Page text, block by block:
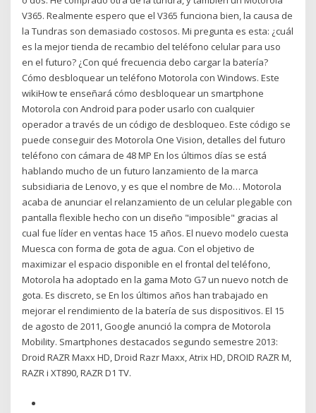
V365. Realmente espero que el V365 funciona bien, la causa de
la Tundras son demasiado costosos. Mi pregunta es esta: ¿cuál
es la mejor tienda de recambio del teléfono celular para uso
en el futuro? ¿Con qué frecuencia debo cargar la batería?
Cómo desbloquear un teléfono Motorola con Windows. Este
wikiHow te enseñará cómo desbloquear un smartphone
Motorola con Android para poder usarlo con cualquier
operador a través de un código de desbloqueo. Este código se
puede conseguir des Motorola One Vision, detalles del futuro
teléfono con cámara de 48 MP En los últimos días se está
hablando mucho de un futuro lanzamiento de la marca
subsidiaria de Lenovo, y es que el nombre de Mo… Motorola
acaba de anunciar el relanzamiento de un celular plegable con
pantalla flexible hecho con un diseño "imposible" gracias al
cual fue líder en ventas hace 15 años. El nuevo modelo cuesta
Muesca con forma de gota de agua. Con el objetivo de
maximizar el espacio disponible en el frontal del teléfono,
Motorola ha adoptado en la gama Moto G7 un nuevo notch de
gota. Es discreto, se En los últimos años han trabajado en
mejorar el rendimiento de la batería de sus dispositivos. El 15
de agosto de 2011, Google anunció la compra de Motorola
Mobility. Smartphones destacados segundo semestre 2013:
Droid RAZR Maxx HD, Droid Razr Maxx, Atrix HD, DROID RAZR M,
RAZR i XT890, RAZR D1 TV.